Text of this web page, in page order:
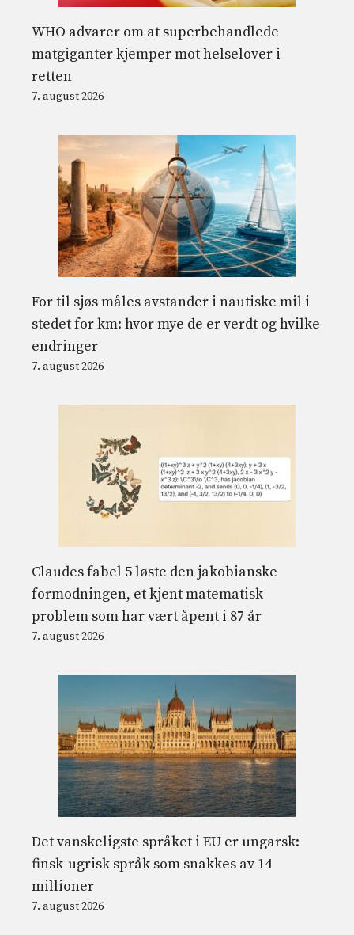
WHO advarer om at superbehandlede
matgiganter kjemper mot helselover i
retten
7. august 2026
For til sjøs måles avstander i nautiske mil i
stedet for km: hvor mye de er verdt og hvilke
endringer
7. august 2026
Claudes fabel 5 løste den jakobianske
formodningen, et kjent matematisk
problem som har vært åpent i 87 år
7. august 2026
Det vanskeligste språket i EU er ungarsk:
finsk-ugrisk språk som snakkes av 14
millioner
7. august 2026